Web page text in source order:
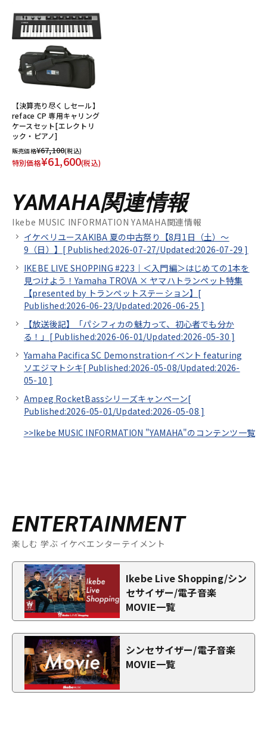
【決算売り尽くしセール】
reface CP 専用キャリング
ケースセット[エレクトリ
ック・ピアノ]
販売価格¥67,100(税込)
特別価格¥61,600(税込)
YAMAHA関連情報
Ikebe MUSIC INFORMATION YAMAHA関連情報
イケベリユースAKIBA 夏の中古祭り【8月1日（土）～
9（日）】[ Published:2026-07-27/Updated:2026-07-29 ]
IKEBE LIVE SHOPPING #223｜＜入門編＞はじめての1本を
見つけよう！Yamaha TROVA × ヤマハトランペット特集
【presented by トランペットステーション】[
Published:2026-06-23/Updated:2026-06-25 ]
【放送後記】「パシフィカの魅力って、初心者でも分か
る！」[ Published:2026-06-01/Updated:2026-05-30 ]
Yamaha Pacifica SC Demonstrationイベント featuring
ソエジマトシキ[ Published:2026-05-08/Updated:2026-
05-10 ]
Ampeg RocketBassシリーズキャンペーン[
Published:2026-05-01/Updated:2026-05-08 ]
>>Ikebe MUSIC INFORMATION "YAMAHA"のコンテンツ一覧
ENTERTAINMENT
楽しむ 学ぶ イケベエンターテイメント
Ikebe Live Shopping/シン
セサイザー/電子音楽
MOVIE一覧
シンセサイザー/電子音楽
MOVIE一覧